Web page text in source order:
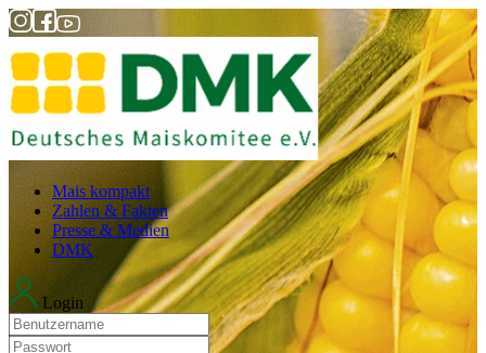
Mais kompakt
Zahlen & Fakten
Presse & Medien
DMK
Login